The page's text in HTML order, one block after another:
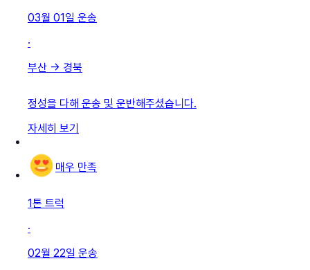
03월 01일 운송
·
부산 → 경북
정성을 다해 운송 및 운반해주셨습니다.
자세히 보기
매우 만족
1톤 트럭
·
02월 22일 운송